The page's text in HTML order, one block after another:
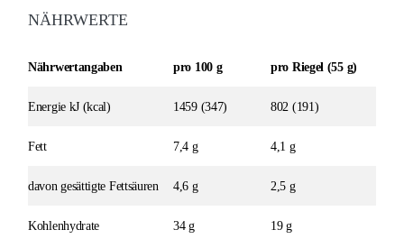
NÄHRWERTE
Nährwertangaben pro 100 g pro Riegel (55 g)
Energie kJ (kcal) 1459 (347) 802 (191)
Fett 7,4 g 4,1 g
davon gesättigte Fettsäuren 4,6 g 2,5 g
Kohlenhydrate 34 g 19 g